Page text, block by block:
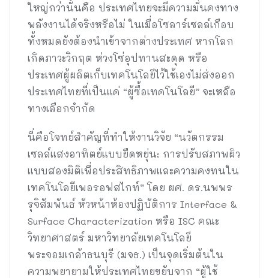
ใหญ่กว่านั้นคือ ประเทศไทยจะมีความมั่นคงทาง
พลังงานได้จริงหรือไม่ ในเมื่อโซลาร์เซลล์เกือบ
ทั้งหมดยังต้องนำเข้าจากต่างประเทศ หากโลก
เกิดภาวะวิกฤต ห่วงโซ่อุปทานสะดุด หรือ
ประเทศผู้ผลิตเก็บเทคโนโลยีไว้ใช้เองไม่ส่งออก
ประเทศไทยที่เป็นแค่ “ผู้ซื้อเทคโนโลยี” จะเหลือ
ทางเลือกจำกัด
นี่คือโจทย์สำคัญที่ทำให้งานวิจัย “นวัตกรรม
เซลล์แสงอาทิตย์แบบยืดหยุ่น: การปรับสภาพผิว
แบบสองมิติเพื่อประสิทธิภาพและความคงทนใน
เทคโนโลยีเพอรอฟสไกท์” โดย ผศ. ดร.นพพร
รุจิสัมพันธ์ หัวหน้าห้องปฏิบัติการ Interface &
Surface Characterization หรือ ISC คณะ
วิทยาศาสตร์ มหาวิทยาลัยเทคโนโลยี
พระจอมเกล้าธนบุรี (มจธ.) เป็นจุดเริ่มต้นใน
ความพยายามให้ประเทศไทยขยับจาก “ผู้ใช้